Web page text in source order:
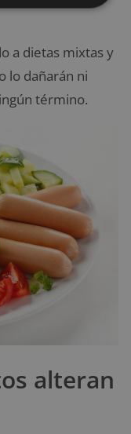
a dietas mixtas y
lo dañarán ni
término.
alteran